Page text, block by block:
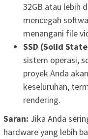
32GB atau lebih
mencegah
menangani file
SSD (Solid
sistem operasi,
proyek Anda
keseluruhan,
rendering.
Saran: Jika Anda
hardware yang lebih